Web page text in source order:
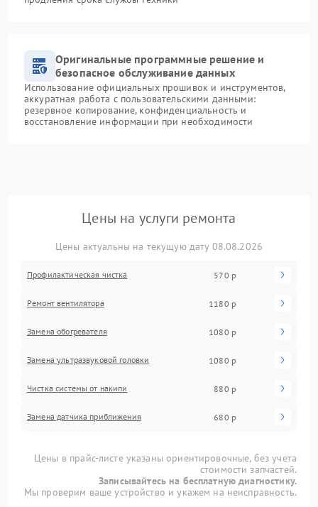
Оригинальные программные решение и
безопасное обслуживание данных
Использование официальных прошивок и инструментов,
аккуратная работа с пользовательскими данными:
резервное копирование, конфиденциальность и
восстановление информации при необходимости
Цены на услуги ремонта
Цены актуальны на текущую дату 08.08.2026
Профилактическая чистка 570 р
Ремонт вентилятора 1180 р
Замена обогревателя 1080 р
Замена ультразвуковой головки 1080 р
Чистка системы от накипи 880 р
Замена датчика приближения 680 р
Цены в прайс-листе указаны ориентировочные, без учета
стоимости запчастей.
Записывайтесь на бесплатную диагностику.
Мы проверим ваше устройство и укажем на неисправность.